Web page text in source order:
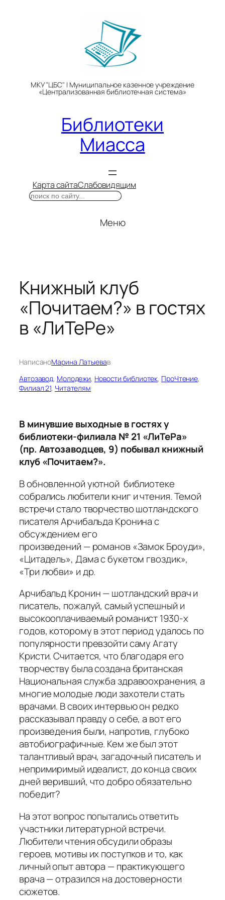
МКУ "ЦБС" | Муниципальное казенное учреждение
«Централизованная библиотечная система»
Библиотеки
Миасса
Карта сайтаСлабовидящим
Поиск
Меню
Книжный клуб
«Почитаем?» в гостях
в «ЛиТеРе»
НаписаноМарина Латыевав
Автозавод, Молодежи, Новости библиотек, ПроЧтение
Филиал 21, Читателям
В минувшие выходные в гостях у
библиотеки-филиала № 21 «ЛиТеРа»
(пр. Автозаводцев, 9) побывал книжный
клуб «Почитаем?».
В обновленной уютной библиотеке
собрались любители книг и чтения. Темой
встречи стало творчество шотландского
писателя Арчибальда Кронина с
обсуждением его
произведений — романов «Замок Броуди»,
«Цитадель», Дама с букетом гвоздик»,
«Три любви» и др.
Арчибальд Кронин — шотландский врач и
писатель, пожалуй, самый успешный и
высокооплачиваемый романист 1930-х
годов, которому в этот период удалось по
популярности превзойти саму Агату
Кристи. Считается, что благодаря его
творчеству была создана британская
Национальная служба здравоохранения, а
многие молодые люди захотели стать
врачами. В своих интервью он редко
рассказывал правду о себе, а вот его
произведения были, напротив, глубоко
автобиографичные. Кем же был этот
талантливый врач, загадочный писатель и
непримиримый идеалист, до конца своих
дней веривший, что добро обязательно
победит?
На этот вопрос попытались ответить
участники литературной встречи.
Любители чтения обсудили образы
героев, мотивы их поступков и то, как
личный опыт автора — практикующего
врача — отразился на достоверности
сюжетов.